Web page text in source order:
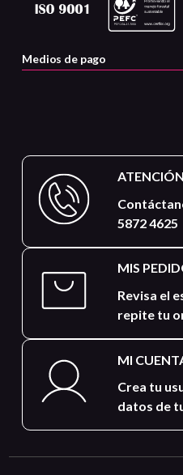
Medios de pago
5872 4625
MIS
Revisa el
repite tu
MI
Crea tu
datos de